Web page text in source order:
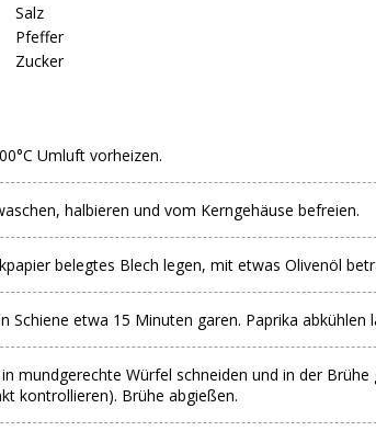
Salz
Pfeffer
Zucker
Umluft vorheizen.
halbieren und vom Kerngehäuse befreien.
belegtes Blech legen, mit etwas Olivenöl
Schiene etwa 15 Minuten garen. Paprika abkühlen
mundgerechte Würfel schneiden und in der
kontrollieren). Brühe abgießen.